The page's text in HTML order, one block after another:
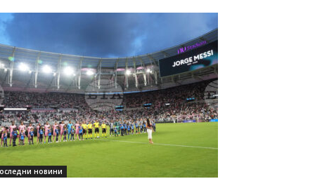
новини